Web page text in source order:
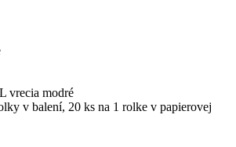
vrecia modré
v balení, 20 ks na 1 rolke v papierovej